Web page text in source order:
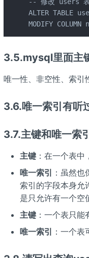
ALTER TABLE
MODIFY COLUMN
3.5.mysql里面主
唯一性、非空性、索引
3.6.唯一索引有听
3.7.主键和唯一索
主键：在一个表中
唯一索引 ：虽然
索引的字段本身允
是只允许有一个空
主键：一个表只能
唯一索引 ：一个表